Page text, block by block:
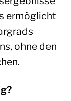
ermöglicht
ohne den